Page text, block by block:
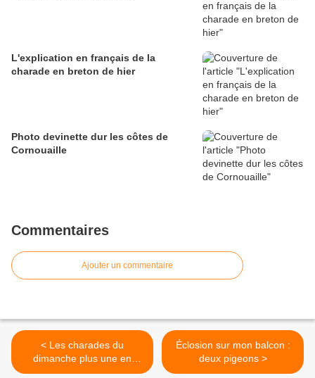
L'explication en français de la
charade en breton de hier
Photo devinette dur les côtes de
Cornouaille
Commentaires
Ajouter un commentaire
< Les charades du
dimanche plus une en
breton
Éclosion sur mon balcon :
deux pigeons >